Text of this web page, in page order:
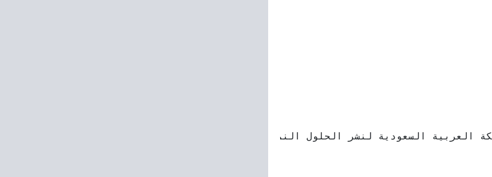
العربية السعودية لنشر الحلول النموذجية للمراحل التعليمية، وأيضاً المقالات